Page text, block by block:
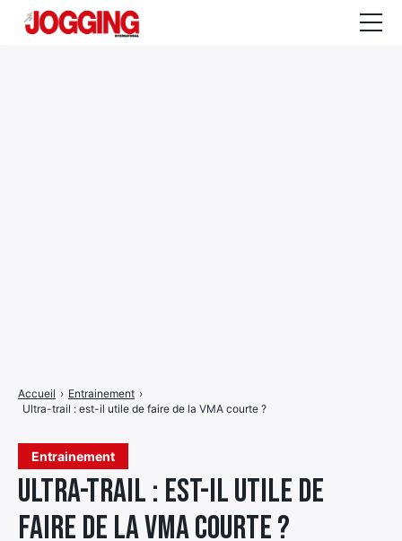
Entrainement
Ultra-trail : est-il utile de
faire de la VMA courte ?
Accueil › Entrainement ›
Ultra-trail : est-il utile de faire de la VMA courte ?
menu
menumenu